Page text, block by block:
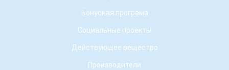
Бонусная програма
Социальные проекты
Действующее вещество
Производители